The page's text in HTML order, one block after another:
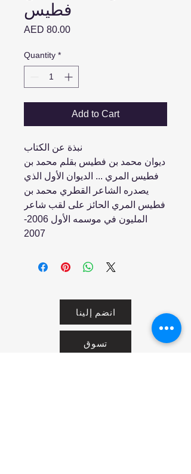
فطيس
AED 80.00Price
Quantity *
Add to Cart
نبذة عن الكتاب
ديوان محمد بن فطيس بقلم محمد بن
فطيس المري ... الديوان الأول الذي
يصدره الشاعر القطري محمد بن
فطيس المري الحائز على لقب شاعر
المليون في موسمه الأول 2006-
2007
انضم إلينا
تسوق